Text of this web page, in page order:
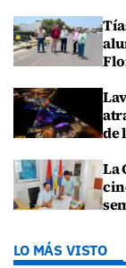
de
La
LO MÁS VISTO